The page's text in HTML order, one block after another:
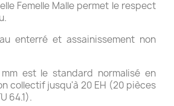
Femelle Malle permet le respect
enterré et assainissement non
est le standard normalisé en
collectif jusqu'à 20 EH (20 pièces
64.1).